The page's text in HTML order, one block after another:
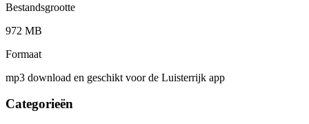
Bestandsgrootte
972 MB
Formaat
mp3 download en geschikt voor de Luisterrijk app
Categorieën